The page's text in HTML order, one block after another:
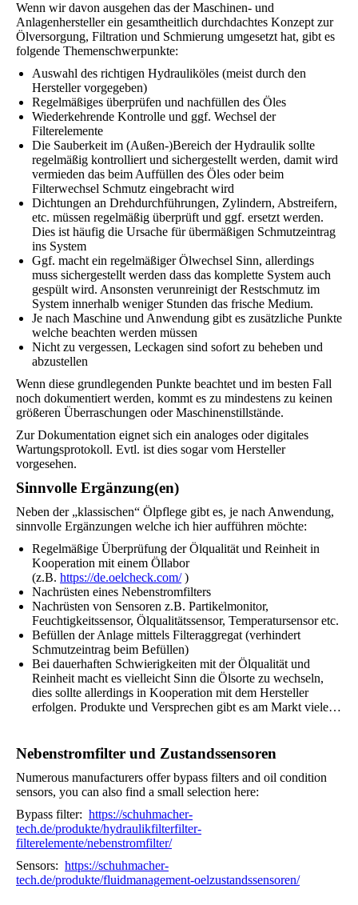
Wenn wir davon ausgehen das der Maschinen- und
Anlagenhersteller ein gesamtheitlich durchdachtes Konzept zur
Ölversorgung, Filtration und Schmierung umgesetzt hat, gibt es
folgende Themenschwerpunkte:
Auswahl des richtigen Hydrauliköles (meist durch den
Hersteller vorgegeben)
Regelmäßiges überprüfen und nachfüllen des Öles
Wiederkehrende Kontrolle und ggf. Wechsel der
Filterelemente
Die Sauberkeit im (Außen-)Bereich der Hydraulik sollte
regelmäßig kontrolliert und sichergestellt werden, damit wird
vermieden das beim Auffüllen des Öles oder beim
Filterwechsel Schmutz eingebracht wird
Dichtungen an Drehdurchführungen, Zylindern, Abstreifern,
etc. müssen regelmäßig überprüft und ggf. ersetzt werden.
Dies ist häufig die Ursache für übermäßigen Schmutzeintrag
ins System
Ggf. macht ein regelmäßiger Ölwechsel Sinn, allerdings
muss sichergestellt werden dass das komplette System auch
gespült wird. Ansonsten verunreinigt der Restschmutz im
System innerhalb weniger Stunden das frische Medium.
Je nach Maschine und Anwendung gibt es zusätzliche Punkte
welche beachten werden müssen
Nicht zu vergessen, Leckagen sind sofort zu beheben und
abzustellen
Wenn diese grundlegenden Punkte beachtet und im besten Fall
noch dokumentiert werden, kommt es zu mindestens zu keinen
größeren Überraschungen oder Maschinenstillstände.
Zur Dokumentation eignet sich ein analoges oder digitales
Wartungsprotokoll. Evtl. ist dies sogar vom Hersteller
vorgesehen.
Sinnvolle Ergänzung(en)
Neben der „klassischen“ Ölpflege gibt es, je nach Anwendung,
sinnvolle Ergänzungen welche ich hier aufführen möchte:
Regelmäßige Überprüfung der Ölqualität und Reinheit in
Kooperation mit einem Öllabor
(z.B. https://de.oelcheck.com/)
Nachrüsten eines Nebenstromfilters
Nachrüsten von Sensoren z.B. Partikelmonitor,
Feuchtigkeitssensor, Ölqualitätssensor, Temperatursensor etc.
Befüllen der Anlage mittels Filteraggregat (verhindert
Schmutzeintrag beim Befüllen)
Bei dauerhaften Schwierigkeiten mit der Ölqualität und
Reinheit macht es vielleicht Sinn die Ölsorte zu wechseln,
dies sollte allerdings in Kooperation mit dem Hersteller
erfolgen. Produkte und Versprechen gibt es am Markt viele…
Nebenstromfilter und Zustandssensoren
Numerous manufacturers offer bypass filters and oil condition
sensors, you can also find a small selection here:
Bypass filter: https://schuhmacher-
tech.de/produkte/hydraulikfilterfilter-
filterelemente/nebenstromfilter/
Sensors: https://schuhmacher-
tech.de/produkte/fluidmanagement-oelzustandssensoren/